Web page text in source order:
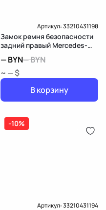
Артикул:33210431198
Замок ремня безопасности
задний правый Mercedes-
—BYN—BYN
~ — $
В корзину
-10%
Артикул:33210431194